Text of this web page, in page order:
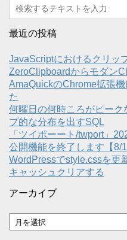
最近の投稿
JavaScriptにおけるクリッ
ZeroClipboardからモダン
AmaQuickのChrome拡張
た
何曜日の何時ころがピーク
プ的な分布を出すSQL
「ツイポーート/twport」
公開機能を終了します【8/
WordPressでstyle.cssを更
キャッシュクリアする
アーカイブ
ア
ー